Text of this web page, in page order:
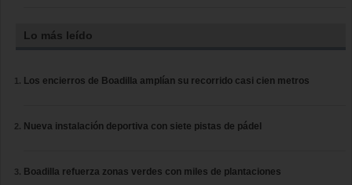
Lo más leído
Los encierros de Boadilla amplían su recorrido casi cien metros
Nueva instalación deportiva con siete pistas de pádel
Boadilla refuerza zonas verdes con miles de plantaciones